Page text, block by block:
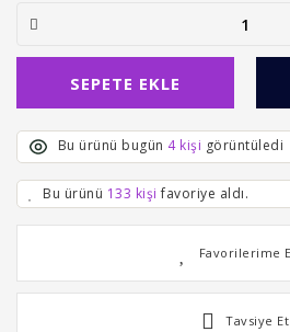
SEPETE EKLE
Bu ürünü bugün 4 kişi görüntüledi
Bu ürünü 133 kişi favoriye aldı.
Tavsiye Et